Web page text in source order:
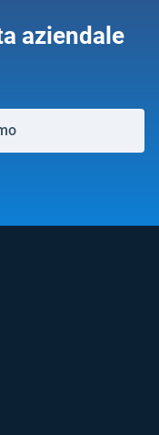
aziendale